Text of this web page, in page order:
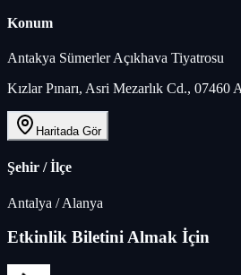
Konum
Antakya Sümerler Açıkhava Tiyatrosu
Kızlar Pınarı, Asri Mezarlık Cd., 07460
Haritada Gör
Şehir / İlçe
Antalya /Alanya
Etkinlik Biletini Almak İçin